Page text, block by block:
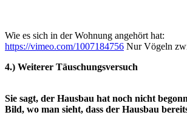
Wie es sich in der Wohnung angehört hat:
https://vimeo.com/1007184756 Nur Vögeln
4.) Weiterer Täuschungsversuch
Sie sagt, der Hausbau hat noch nicht
Bild, wo man sieht, dass der Hausbau